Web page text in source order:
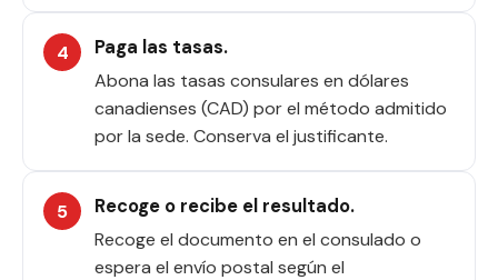
Paga las tasas.
Abona las tasas consulares en dólares
canadienses (CAD) por el método admitido
por la sede. Conserva el justificante.
Recoge o recibe el resultado.
Recoge el documento en el consulado o
espera el envío postal según el